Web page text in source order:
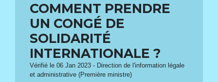
COMMENT PRENDRE
UN CONGÉ DE
SOLIDARITÉ
INTERNATIONALE ?
Vérifié le 06 Jan 2023 - Direction de l'information légale
et administrative (Première ministre)